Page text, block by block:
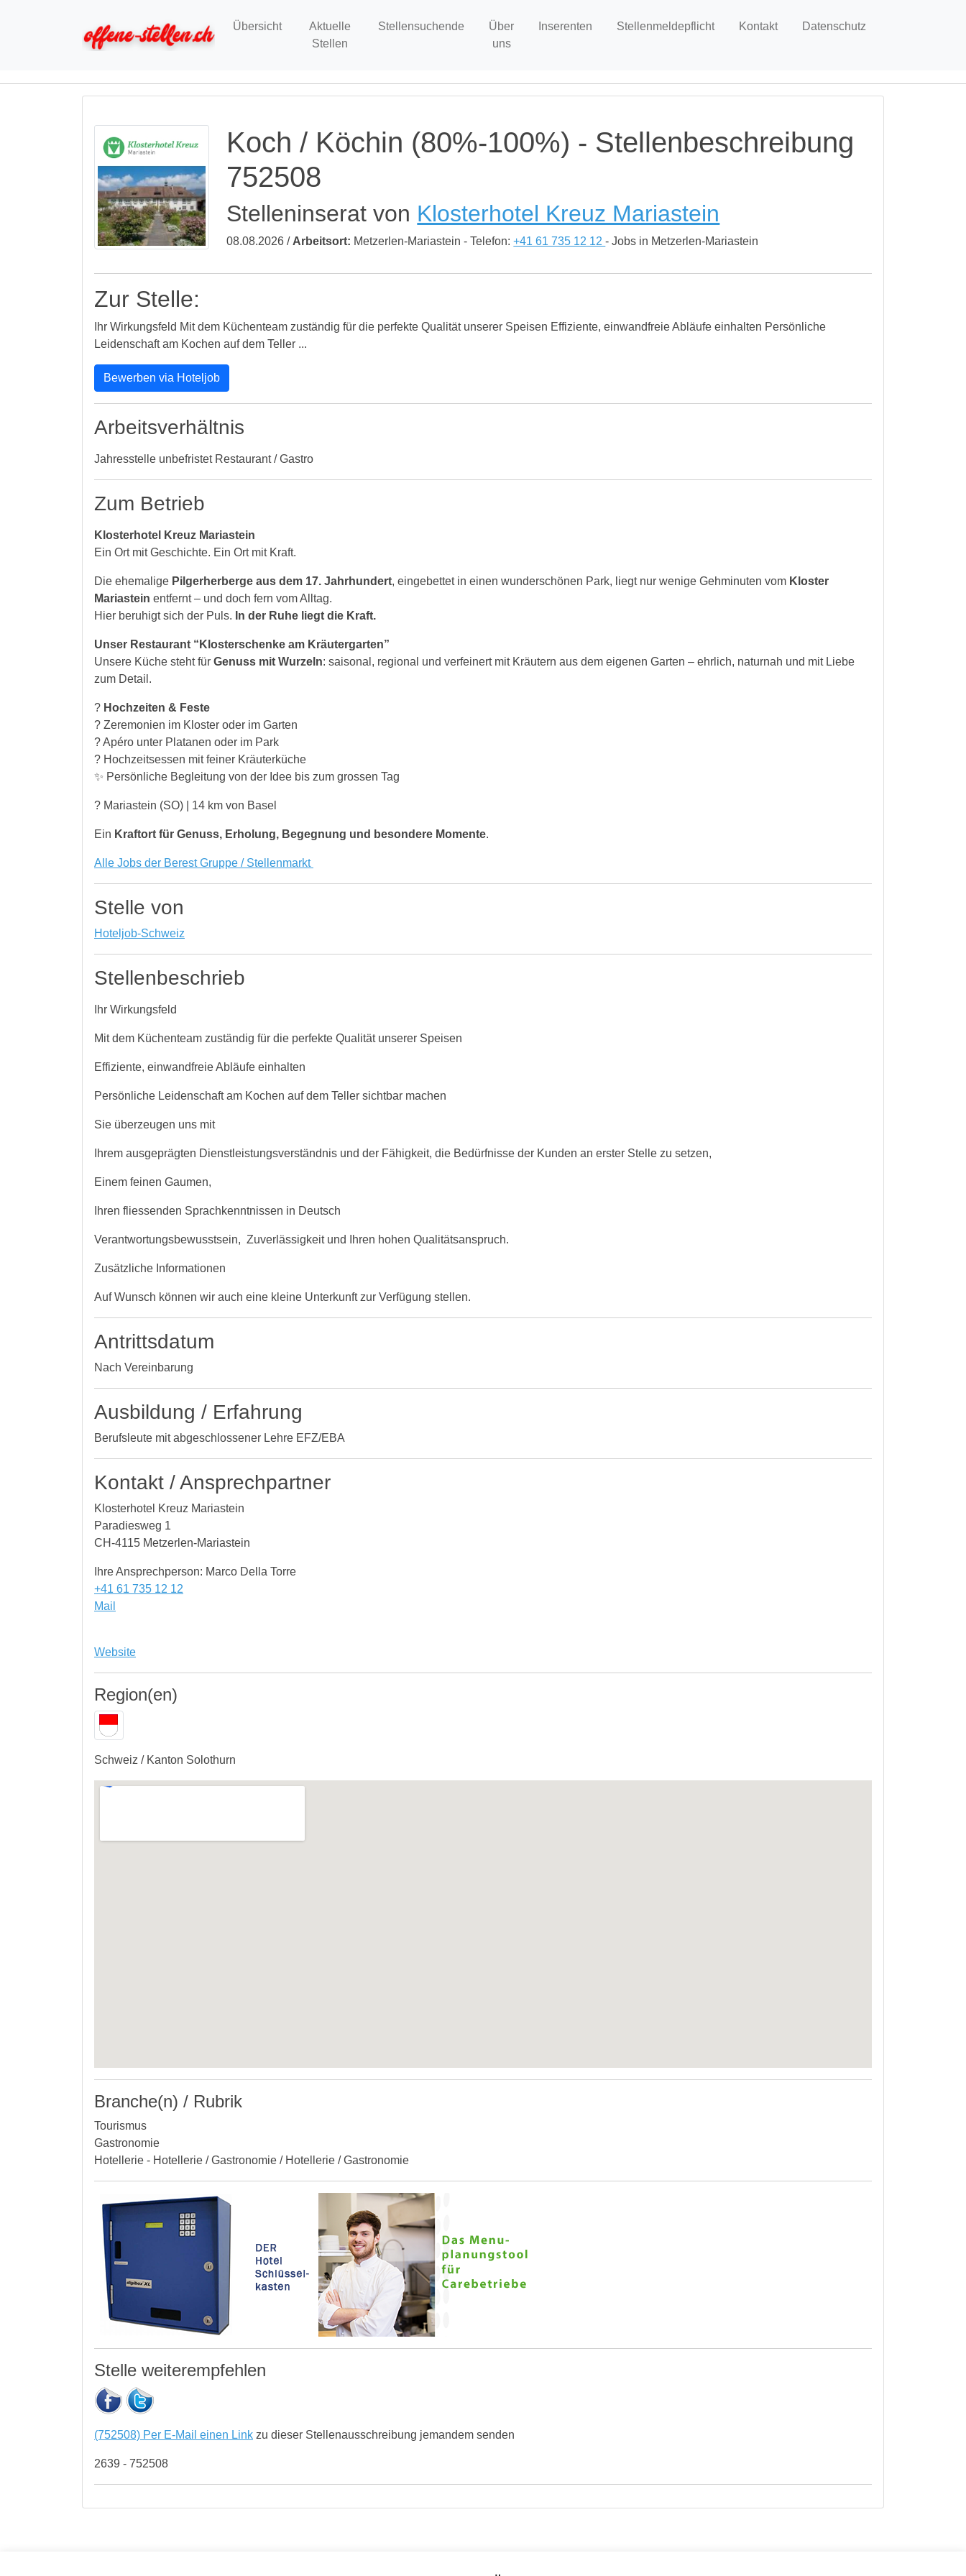
Übersicht
Aktuelle
Stellen
Stellensuchende
Über
uns
Inserenten Stellenmeldepflicht Kontakt Datenschutz
Koch / Köchin (80%-100%) - Stellenbeschreibung
752508
Stelleninserat von Klosterhotel Kreuz Mariastein
08.08.2026 / Arbeitsort: Metzerlen-Mariastein - Telefon:+41 61 735 12 12- Jobs in Metzerlen-Mariastein
Zur Stelle:
Ihr Wirkungsfeld Mit dem Küchenteam zuständig für die perfekte Qualität unserer Speisen Effiziente, einwandfreie Abläufe einhalten Persönliche
Leidenschaft am Kochen auf dem Teller ...
Bewerben via Hoteljob
Arbeitsverhältnis
Jahresstelle unbefristet Restaurant / Gastro
Zum Betrieb
Klosterhotel Kreuz Mariastein
Ein Ort mit Geschichte. Ein Ort mit Kraft.
Die ehemalige Pilgerherberge aus dem 17. Jahrhundert, eingebettet in einen wunderschönen Park, liegt nur wenige Gehminuten vom Kloster
Mariastein entfernt – und doch fern vom Alltag.
Hier beruhigt sich der Puls. In der Ruhe liegt die Kraft.
Unser Restaurant “Klosterschenke am Kräutergarten”
Unsere Küche steht für Genuss mit Wurzeln: saisonal, regional und verfeinert mit Kräutern aus dem eigenen Garten – ehrlich, naturnah und mit Liebe
zum Detail.
? Hochzeiten & Feste
? Zeremonien im Kloster oder im Garten
? Apéro unter Platanen oder im Park
?️ Hochzeitsessen mit feiner Kräuterküche
✨ Persönliche Begleitung von der Idee bis zum grossen Tag
? Mariastein (SO) | 14 km von Basel
Ein Kraftort für Genuss, Erholung, Begegnung und besondere Momente.
Alle Jobs der Berest Gruppe / Stellenmarkt
Stelle von
Hoteljob-Schweiz
Stellenbeschrieb
Ihr Wirkungsfeld
Mit dem Küchenteam zuständig für die perfekte Qualität unserer Speisen
Effiziente, einwandfreie Abläufe einhalten
Persönliche Leidenschaft am Kochen auf dem Teller sichtbar machen
Sie überzeugen uns mit
Ihrem ausgeprägten Dienstleistungsverständnis und der Fähigkeit, die Bedürfnisse der Kunden an erster Stelle zu setzen,
Einem feinen Gaumen,
Ihren fliessenden Sprachkenntnissen in Deutsch
Verantwortungsbewusstsein, Zuverlässigkeit und Ihren hohen Qualitätsanspruch.
Zusätzliche Informationen
Auf Wunsch können wir auch eine kleine Unterkunft zur Verfügung stellen.
Antrittsdatum
Nach Vereinbarung
Ausbildung / Erfahrung
Berufsleute mit abgeschlossener Lehre EFZ/EBA
Kontakt / Ansprechpartner
Klosterhotel Kreuz Mariastein
Paradiesweg 1
CH-4115 Metzerlen-Mariastein
Ihre Ansprechperson: Marco Della Torre
+41 61 735 12 12
Mail
Website
Region(en)
Schweiz / Kanton Solothurn
Branche(n) / Rubrik
Tourismus
Gastronomie
Hotellerie - Hotellerie / Gastronomie / Hotellerie / Gastronomie
Stelle weiterempfehlen
(752508) Per E-Mail einen Link zu dieser Stellenausschreibung jemandem senden
2639 - 752508